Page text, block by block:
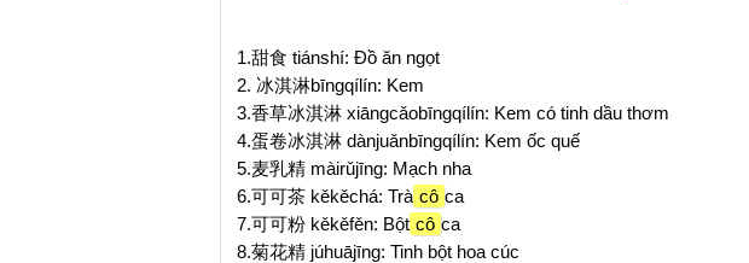
1.甜食 tiánshí: Đồ ăn ngọt
2. 冰淇淋bīngqílín: Kem
3.香草冰淇淋 xiāngcǎobīngqílín: Kem có tinh dầu thơm
4.蛋卷冰淇淋 dànjuǎnbīngqílín: Kem ốc quế
5.麦乳精 màirǔjīng: Mạch nha
6.可可茶 kěkěchá: Trà cô ca
7.可可粉 kěkěfěn: Bột cô ca
8.菊花精 júhuājīng: Tinh bột hoa cúc